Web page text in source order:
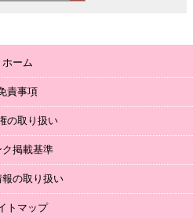
ホーム
責事項
の取り扱い
ク掲載基準
の取り扱い
トマップ